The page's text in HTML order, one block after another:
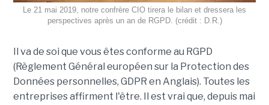
Le 21 mai 2019, notre confrère CIO tirera le bilan et dressera les
perspectives après un an de RGPD. (crédit : D.R.)
Il va de soi que vous êtes conforme au RGPD
(Règlement Général européen sur la Protection des
Données personnelles, GDPR en Anglais). Toutes les
entreprises affirment l'être. Il est vrai que, depuis mai